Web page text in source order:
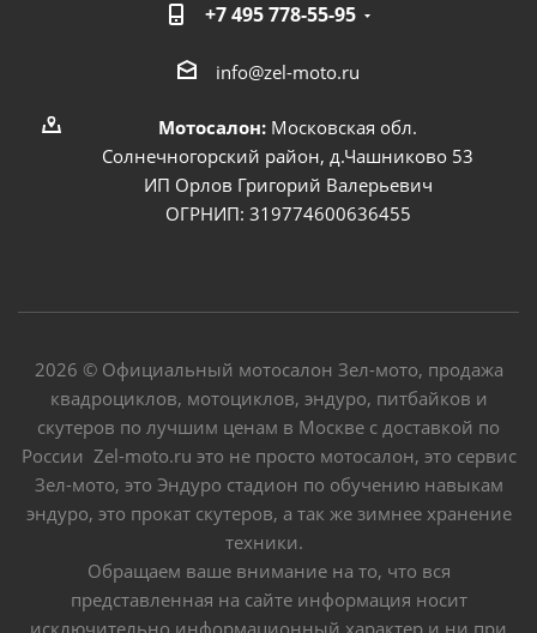
+7 495 778-55-95
info@zel-moto.ru
Мотосалон: Московская обл.
Солнечногорский район, д.Чашниково 53
ИП Орлов Григорий Валерьевич
ОГРНИП: 319774600636455
2026 © Официальный мотосалон Зел-мото, продажа
квадроциклов, мотоциклов, эндуро, питбайков и
скутеров по лучшим ценам в Москве с доставкой по
России Zel-moto.ru это не просто мотосалон, это сервис
Зел-мото, это Эндуро стадион по обучению навыкам
эндуро, это прокат скутеров, а так же зимнее хранение
техники.
Обращаем ваше внимание на то, что вся
представленная на сайте информация носит
исключительно информационный характер и ни при